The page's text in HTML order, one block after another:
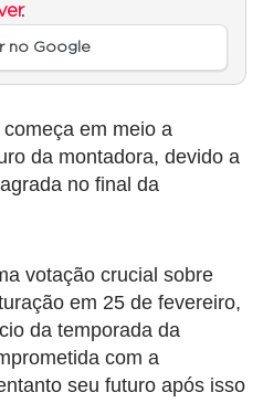
.
no Google
em meio a
da montadora, devido a
no final da
votação crucial sobre
em 25 de fevereiro,
da temporada da
com a
seu futuro após isso